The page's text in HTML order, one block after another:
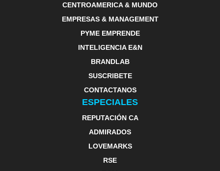
CENTROAMERICA & MUNDO
EMPRESAS & MANAGEMENT
PYME EMPRENDE
INTELIGENCIA E&N
BRANDLAB
SUSCRIBETE
CONTACTANOS
ESPECIALES
REPUTACIÓN CA
ADMIRADOS
LOVEMARKS
RSE